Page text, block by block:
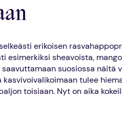
erikoisen
esimerkiksi sheavoista,
suosiossa näitä
tulee
toisiaan. Nyt on aika